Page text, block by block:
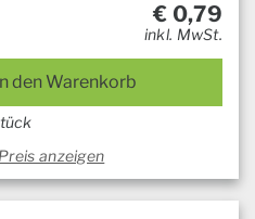
€ 0,79
inkl. MwSt.
In den Warenkorb
anzeigen